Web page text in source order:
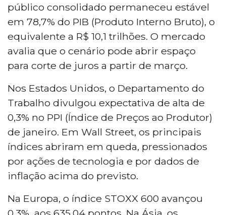
público consolidado permaneceu estável
em 78,7% do PIB (Produto Interno Bruto), o
equivalente a R$ 10,1 trilhões. O mercado
avalia que o cenário pode abrir espaço
para corte de juros a partir de março.
Nos Estados Unidos, o Departamento do
Trabalho divulgou expectativa de alta de
0,3% no PPI (Índice de Preços ao Produtor)
de janeiro. Em Wall Street, os principais
índices abriram em queda, pressionados
por ações de tecnologia e por dados de
inflação acima do previsto.
Na Europa, o índice STOXX 600 avançou